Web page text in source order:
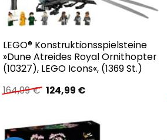
LEGO® Konstruktionsspielsteine
»Dune Atreides Royal Ornithopter
(10327), LEGO Icons«, (1369 St.)
164,99€ Ursprünglicher
Preis
124,99 €Aktueller